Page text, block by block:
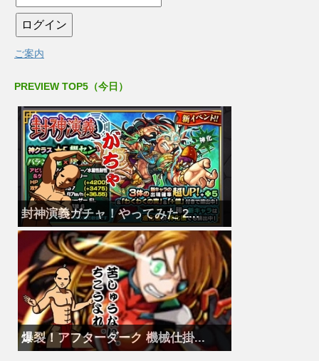
ご案内
PREVIEW TOP5（今日）
封神演義ガチャ！やってみた 2...
爆裂！アフターダーク 機械仕掛...